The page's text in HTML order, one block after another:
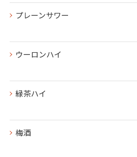
プレーンサワー
ウーロンハイ
緑茶ハイ
梅酒